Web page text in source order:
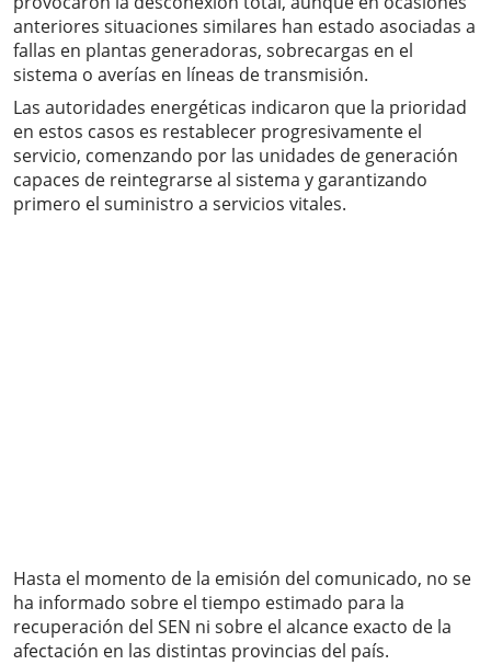
anteriores situaciones similares han estado asociadas a
fallas en plantas generadoras, sobrecargas en el
sistema o averías en líneas de transmisión.
Las autoridades energéticas indicaron que la prioridad
en estos casos es restablecer progresivamente el
servicio, comenzando por las unidades de generación
capaces de reintegrarse al sistema y garantizando
primero el suministro a servicios vitales.
Hasta el momento de la emisión del comunicado, no se
ha informado sobre el tiempo estimado para la
recuperación del SEN ni sobre el alcance exacto de la
afectación en las distintas provincias del país.